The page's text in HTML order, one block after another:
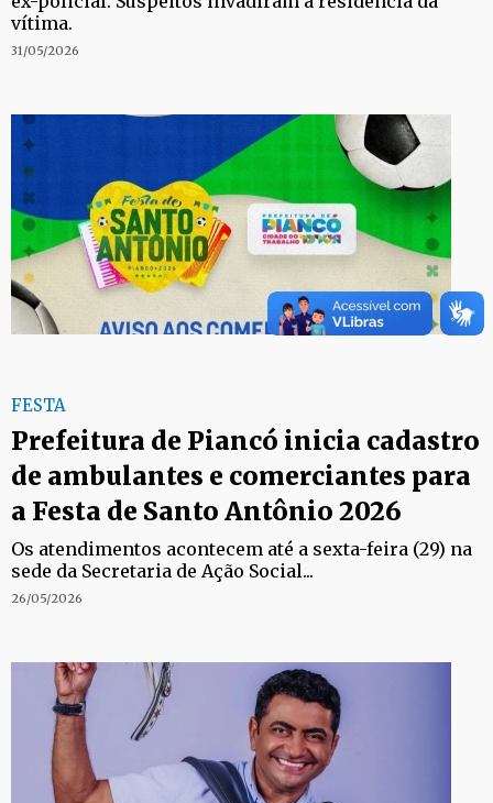
vítima.
31/05/2026
FESTA
Prefeitura de Piancó inicia cadastro
de ambulantes e comerciantes para
a Festa de Santo Antônio 2026
Os atendimentos acontecem até a sexta-feira (29) na
sede da Secretaria de Ação Social...
26/05/2026